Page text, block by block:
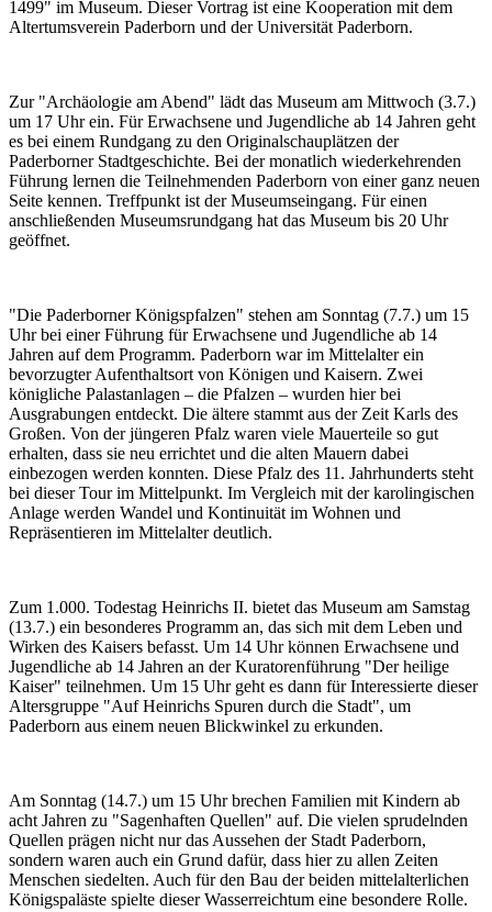
1499" im Museum. Dieser Vortrag ist eine Kooperation mit dem
Altertumsverein Paderborn und der Universität Paderborn.
Zur "Archäologie am Abend" lädt das Museum am Mittwoch (3.7.)
um 17 Uhr ein. Für Erwachsene und Jugendliche ab 14 Jahren geht
es bei einem Rundgang zu den Originalschauplätzen der
Paderborner Stadtgeschichte. Bei der monatlich wiederkehrenden
Führung lernen die Teilnehmenden Paderborn von einer ganz neuen
Seite kennen. Treffpunkt ist der Museumseingang. Für einen
anschließenden Museumsrundgang hat das Museum bis 20 Uhr
geöffnet.
"Die Paderborner Königspfalzen" stehen am Sonntag (7.7.) um 15
Uhr bei einer Führung für Erwachsene und Jugendliche ab 14
Jahren auf dem Programm. Paderborn war im Mittelalter ein
bevorzugter Aufenthaltsort von Königen und Kaisern. Zwei
königliche Palastanlagen – die Pfalzen – wurden hier bei
Ausgrabungen entdeckt. Die ältere stammt aus der Zeit Karls des
Großen. Von der jüngeren Pfalz waren viele Mauerteile so gut
erhalten, dass sie neu errichtet und die alten Mauern dabei
einbezogen werden konnten. Diese Pfalz des 11. Jahrhunderts steht
bei dieser Tour im Mittelpunkt. Im Vergleich mit der karolingischen
Anlage werden Wandel und Kontinuität im Wohnen und
Repräsentieren im Mittelalter deutlich.
Zum 1.000. Todestag Heinrichs II. bietet das Museum am Samstag
(13.7.) ein besonderes Programm an, das sich mit dem Leben und
Wirken des Kaisers befasst. Um 14 Uhr können Erwachsene und
Jugendliche ab 14 Jahren an der Kuratorenführung "Der heilige
Kaiser" teilnehmen. Um 15 Uhr geht es dann für Interessierte dieser
Altersgruppe "Auf Heinrichs Spuren durch die Stadt", um
Paderborn aus einem neuen Blickwinkel zu erkunden.
Am Sonntag (14.7.) um 15 Uhr brechen Familien mit Kindern ab
acht Jahren zu "Sagenhaften Quellen" auf. Die vielen sprudelnden
Quellen prägen nicht nur das Aussehen der Stadt Paderborn,
sondern waren auch ein Grund dafür, dass hier zu allen Zeiten
Menschen siedelten. Auch für den Bau der beiden mittelalterlichen
Königspaläste spielte dieser Wasserreichtum eine besondere Rolle.